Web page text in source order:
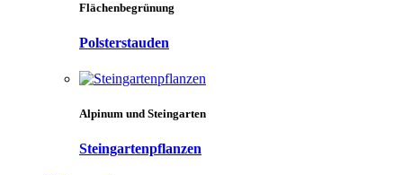
Flächenbegrünung
Polsterstauden
Alpinum und Steingarten
Steingartenpflanzen